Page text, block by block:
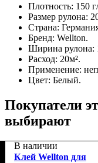
Плотность: 150
Размер рулона:
Страна:
Бренд: Wellton.
Ширина рулона:
Расход: 20м².
Применение:
Цвет: Белый.
Покупатели
выбирают
В наличии
Клей Wellton для